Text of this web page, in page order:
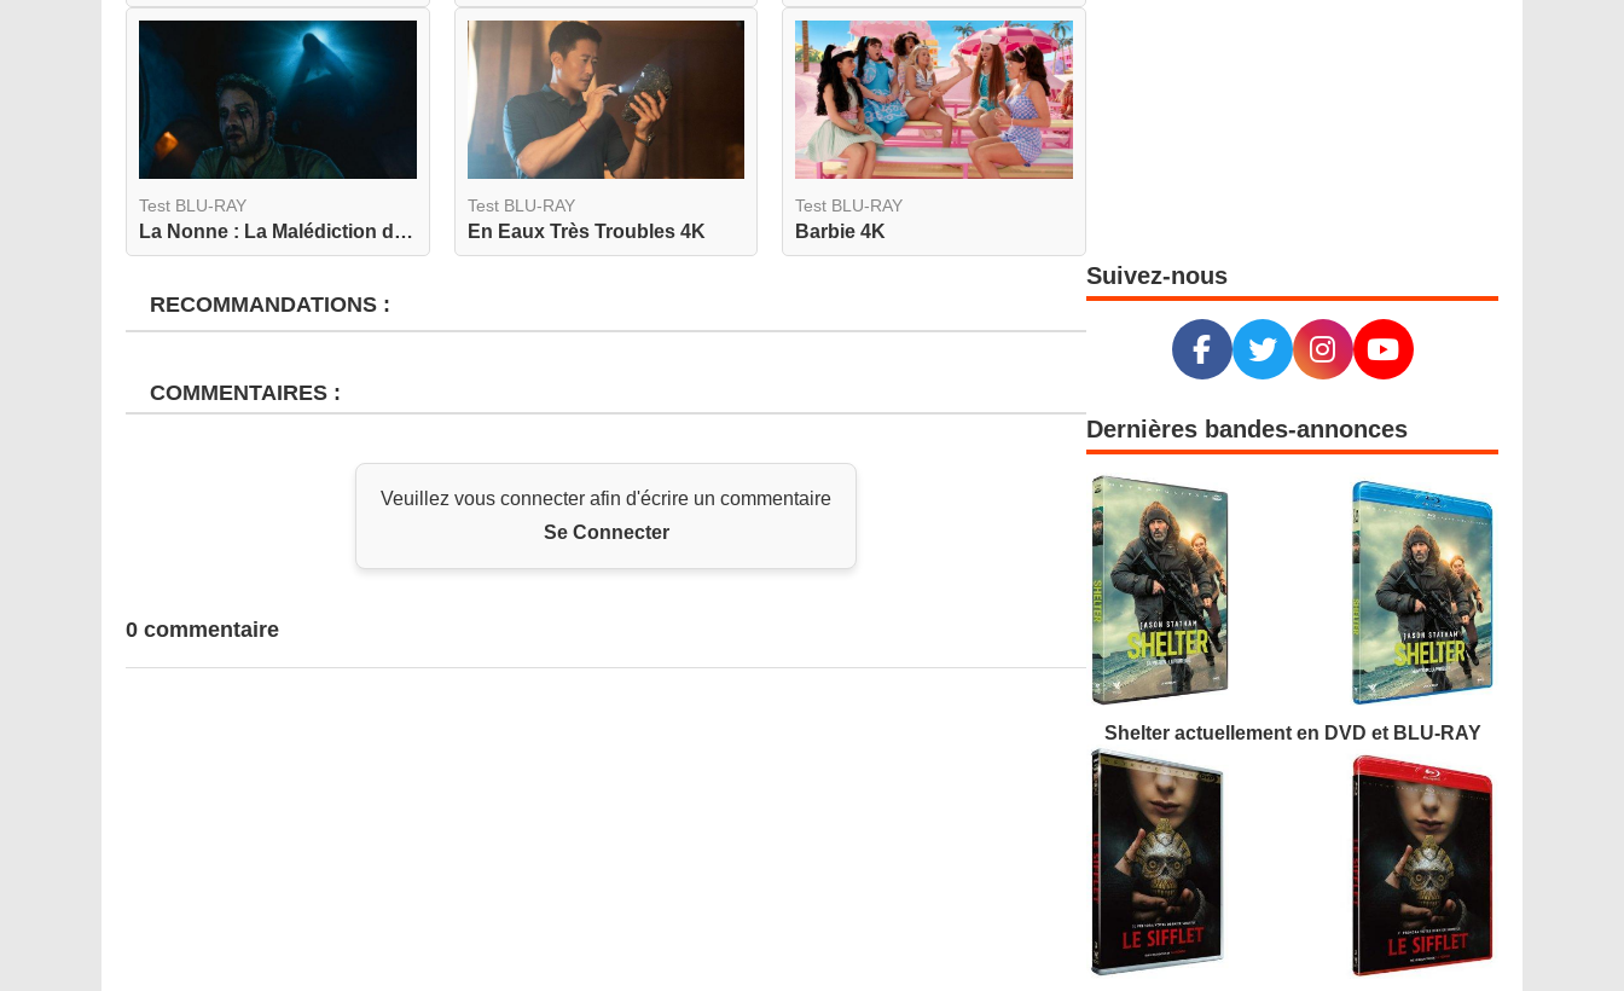
Test BLU-RAY
La Nonne : La Malédiction de Sainte Lucie 4K
Test BLU-RAY
En Eaux Très Troubles 4K
Test BLU-RAY
Barbie 4K
RECOMMANDATIONS :
COMMENTAIRES :
Veuillez vous connecter afin d'écrire un commentaire
Se Connecter
0 commentaire
Suivez-nous
Dernières bandes-annonces
Shelter actuellement en DVD et BLU-RAY